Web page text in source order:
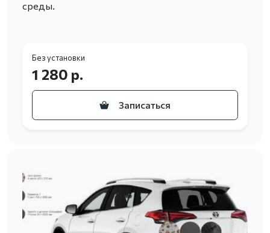
среды.
Без установки
1 280 р.
Записаться